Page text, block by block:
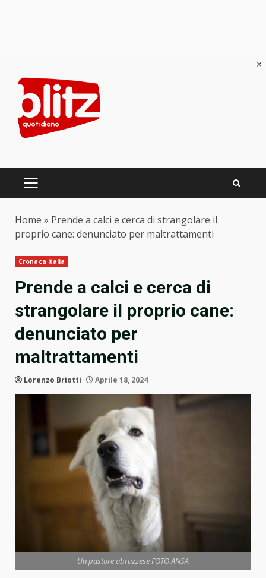
content
PRIMARY
Home » Prende a calci e cerca di strangolare il
proprio cane: denunciato per maltrattamenti
Cronaca Italia
Prende a calci e cerca di
strangolare il proprio cane:
denunciato per
maltrattamenti
Lorenzo Briotti Aprile 18, 2024
Un pastore abruzzese FOTO ANSA
×